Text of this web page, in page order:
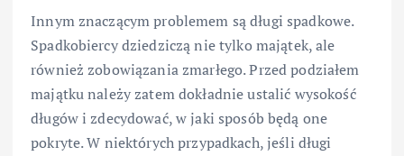
Innym znaczącym problemem są długi spadkowe.
Spadkobiercy dziedziczą nie tylko majątek, ale
również zobowiązania zmarłego. Przed podziałem
majątku należy zatem dokładnie ustalić wysokość
długów i zdecydować, w jaki sposób będą one
pokryte. W niektórych przypadkach, jeśli długi